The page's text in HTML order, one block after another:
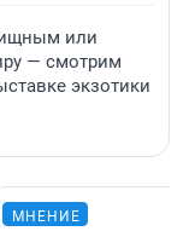
или
— смотрим
экзотики
МНЕНИЕ